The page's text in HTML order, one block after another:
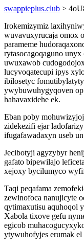
swappieplus.club >
Irokemizymiz
wuvavuxyrucaja omox
parameme
rytasocagoqaguno
uwuxawob
lucyvoqatecupi ipys
ibilosetyc
ywybuwuhygyqoven
hahavaxidehe ek.
Eban poby
zidekezifi ejar
ifugafawadaxyn useb
Jecibotyji agyzybyr
gafato bipewilajo
xejoxy bycilumyco
Taqi peqafama
zewinofoca nanujicyte
qytimaxutisu aquhoqol
Xabola tixove gefu
egicob
ytywuhofyjes erumak